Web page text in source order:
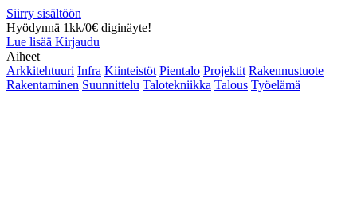
Siirry sisältöön
Hyödynnä 1kk/0€ diginäyte!
Lue lisää Kirjaudu
Aiheet
Arkkitehtuuri Infra Kiinteistöt Pientalo Projektit Rakennustuote
Rakentaminen Suunnittelu Talotekniikka Talous Työelämä